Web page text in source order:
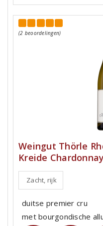
(2 beoordelingen)
Weingut Thörle
Kreide
Zacht, rijk
duitse premier cru
met bourgondische